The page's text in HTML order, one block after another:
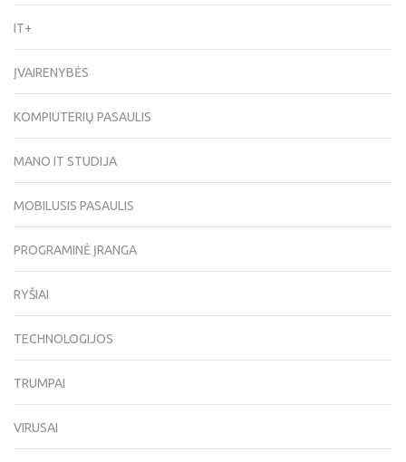
IT+
ĮVAIRENYBĖS
KOMPIUTERIŲ PASAULIS
MANO IT STUDIJA
MOBILUSIS PASAULIS
PROGRAMINĖ ĮRANGA
RYŠIAI
TECHNOLOGIJOS
TRUMPAI
VIRUSAI